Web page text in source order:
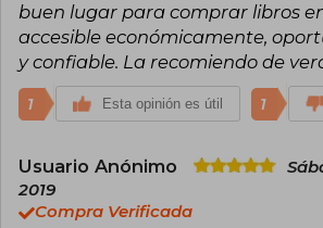
buen lugar para comprar libros
accesible económicamente,
y confiable. La recomiendo de
1 Esta opinión es útil 1
Usuario Anónimo
2019
Compra Verificada